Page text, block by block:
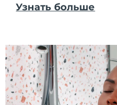
Узнать больше